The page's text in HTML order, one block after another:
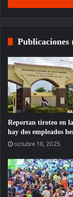
Publicaciones
Reportan tiroteo en
hay dos empleados
octubre 16, 2025